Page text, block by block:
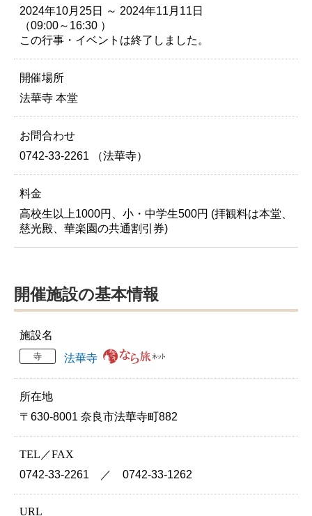
2024年10月25日 ～ 2024年11月11日
（09:00～16:30 ）
この行事・イベントは終了しました。
開催場所
法華寺 本堂
お問合わせ
0742-33-2261 （法華寺）
料金
高校生以上1000円、小・中学生500円 (拝観料は本堂、
慈光殿、華楽園の共通割引券)
開催施設の基本情報
施設名
寺 法華寺
所在地
〒630-8001 奈良市法華寺町882
TEL／FAX
0742-33-2261 ／ 0742-33-1262
URL